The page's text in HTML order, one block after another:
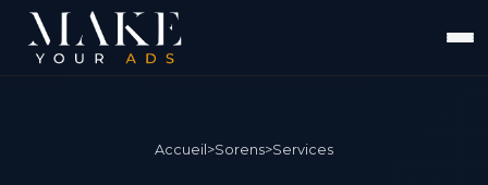
Accueil >Sorens>Services